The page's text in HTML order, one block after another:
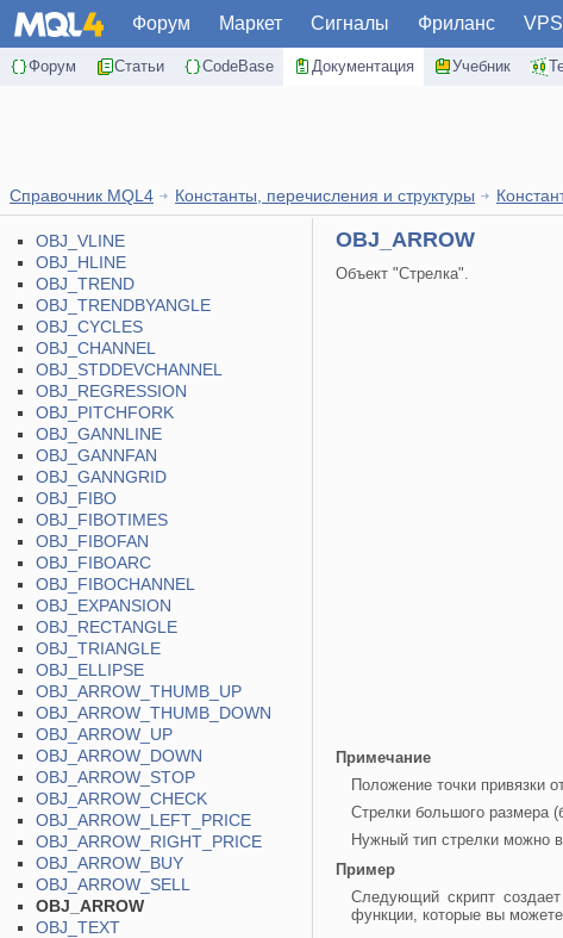
Форум Маркет Сигналы Фриланс VPS
Форум Статьи CodeBase Документация Учебник
Справочник MQL4 Константы, перечисления и структуры
OBJ_VLINE
OBJ_HLINE
OBJ_TREND
OBJ_TRENDBYANGLE
OBJ_CYCLES
OBJ_CHANNEL
OBJ_STDDEVCHANNEL
OBJ_REGRESSION
OBJ_PITCHFORK
OBJ_GANNLINE
OBJ_GANNFAN
OBJ_GANNGRID
OBJ_FIBO
OBJ_FIBOTIMES
OBJ_FIBOFAN
OBJ_FIBOARC
OBJ_FIBOCHANNEL
OBJ_EXPANSION
OBJ_RECTANGLE
OBJ_TRIANGLE
OBJ_ELLIPSE
OBJ_ARROW_THUMB_UP
OBJ_ARROW_THUMB_DOWN
OBJ_ARROW_UP
OBJ_ARROW_DOWN
OBJ_ARROW_STOP
OBJ_ARROW_CHECK
OBJ_ARROW_LEFT_PRICE
OBJ_ARROW_RIGHT_PRICE
OBJ_ARROW_BUY
OBJ_ARROW_SELL
OBJ_ARROW
OBJ_TEXT
OBJ_ARROW
Объект "Стрелка".
Примечание
Положение точки привязки
Стрелки большого размера
Нужный тип стрелки можно
Пример
Следующий скрипт
функции, которые вы